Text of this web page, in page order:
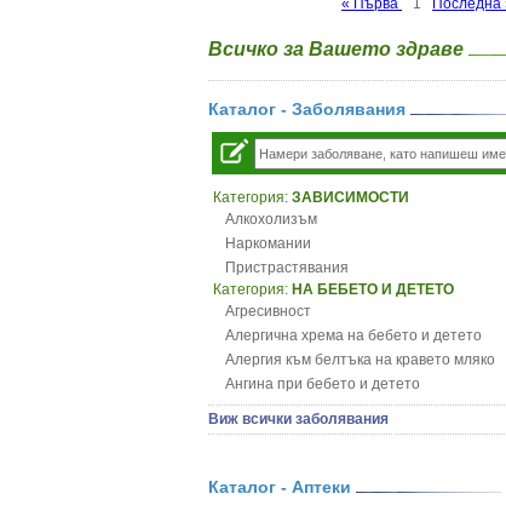
« Първа 1 Последна
Всичко за Вашето здраве
Каталог - Заболявания
Категория: ЗАВИСИМОСТИ
Алкохолизъм
Наркомании
Пристрастявания
Категория: НА БЕБЕТО И ДЕТЕТО
Агресивност
Алергична хрема на бебето и детето
Алергия към белтъка на кравето мляко
Ангина при бебето и детето
Анемия при бебето и детето
Апетит - пълни деца
Безапетитие при бебето и детето
Виж всички заболявания
Каталог - Аптеки